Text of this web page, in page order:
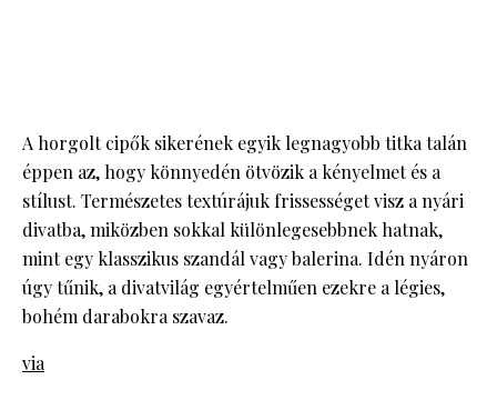
A horgolt cipők sikerének egyik legnagyobb titka talán
éppen az, hogy könnyedén ötvözik a kényelmet és a
stílust. Természetes textúrájuk frissességet visz a nyári
divatba, miközben sokkal különlegesebbnek hatnak,
mint egy klasszikus szandál vagy balerina. Idén nyáron
úgy tűnik, a divatvilág egyértelműen ezekre a légies,
bohém darabokra szavaz.
via